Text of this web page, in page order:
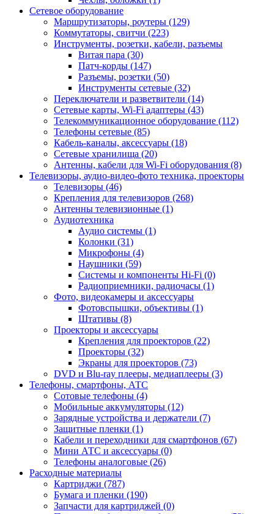
Сетевое оборудование
Маршрутизаторы, роутеры (129)
Коммутаторы, свитчи (223)
Инструменты, розетки, кабели, разъемы
Витая пара (30)
Патч-корды (147)
Разъемы, розетки (50)
Инструменты сетевые (32)
Переключатели и разветвители (14)
Сетевые карты, Wi-Fi адаптеры (43)
Телекоммуникационное оборудование (112)
Телефоны сетевые (85)
Кабель-каналы, аксессуары (18)
Сетевые хранилища (20)
Антенны, кабели для Wi-Fi оборудования (8)
Телевизоры, аудио-видео-фото техника, проекторы
Телевизоры (46)
Крепления для телевизоров (268)
Антенны телевизионные (1)
Аудиотехника
Аудио системы (1)
Колонки (31)
Микрофоны (4)
Наушники (59)
Системы и компоненты Hi-Fi (0)
Радиоприемники, радиочасы (1)
Фото, видеокамеры и аксессуары
Фотовспышки, объективы (1)
Штативы (8)
Проекторы и аксессуары
Крепления для проекторов (22)
Проекторы (32)
Экраны для проекторов (73)
DVD и Blu-ray плееры, медиаплееры (3)
Телефоны, смартфоны, АТС
Сотовые телефоны (4)
Мобильные аккумуляторы (12)
Зарядные устройства и держатели (7)
Защитные пленки (1)
Кабели и переходники для смартфонов (67)
Мини АТС и аксессуары (0)
Телефоны аналоговые (26)
Расходные материалы
Картриджи (787)
Бумага и пленки (190)
Запчасти для картриджей (0)